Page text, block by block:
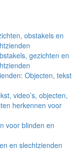
obstakels en
gezichten en
Objecten, tekst
video’s, objecten,
herkennen voor
voor blinden en
en slechtzienden